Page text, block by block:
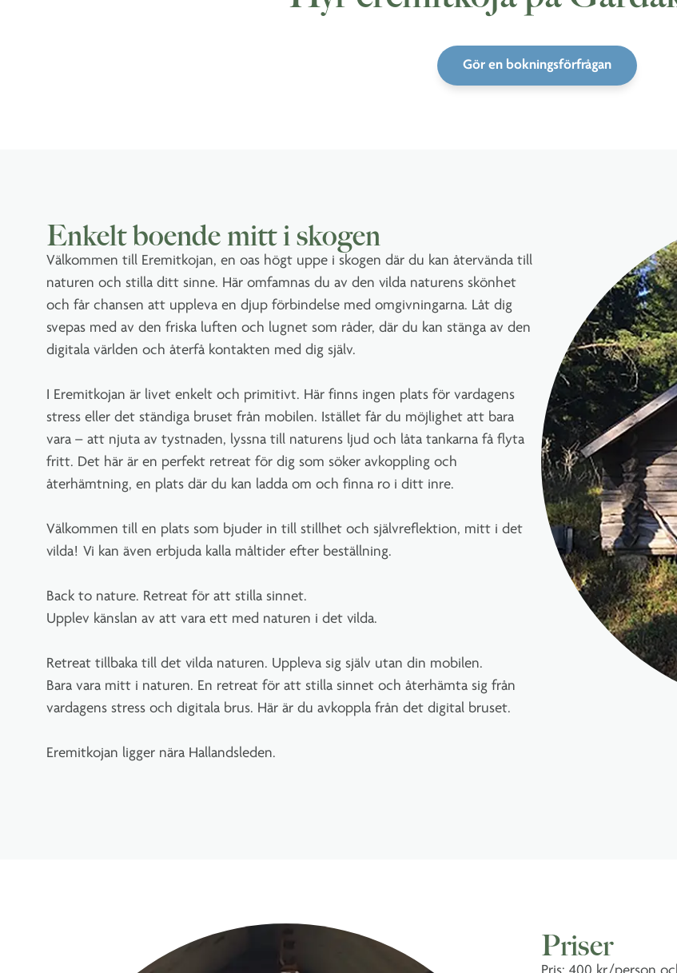
Gör en bokningsförfrågan
Enkelt boende mitt i skogen
Välkommen till Eremitkojan, en oas högt uppe i skogen där du kan återvända till
naturen och stilla ditt sinne. Här omfamnas du av den vilda naturens skönhet
och får chansen att uppleva en djup förbindelse med omgivningarna. Låt dig
svepas med av den friska luften och lugnet som råder, där du kan stänga av den
digitala världen och återfå kontakten med dig själv.
I Eremitkojan är livet enkelt och primitivt. Här finns ingen plats för vardagens
stress eller det ständiga bruset från mobilen. Istället får du möjlighet att bara
vara – att njuta av tystnaden, lyssna till naturens ljud och låta tankarna få flyta
fritt. Det här är en perfekt retreat för dig som söker avkoppling och
återhämtning, en plats där du kan ladda om och finna ro i ditt inre.
Välkommen till en plats som bjuder in till stillhet och självreflektion, mitt i det
vilda! Vi kan även erbjuda kalla måltider efter beställning.
Back to nature. Retreat för att stilla sinnet.
Upplev känslan av att vara ett med naturen i det vilda.
Retreat tillbaka till det vilda naturen. Uppleva sig själv utan din mobilen.
Bara vara mitt i naturen. En retreat för att stilla sinnet och återhämta sig från
vardagens stress och digitala brus. Här är du avkoppla från det digital bruset.
Eremitkojan ligger nära Hallandsleden.
Priser